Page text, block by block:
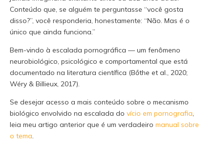
Conteúdo que, se alguém te perguntasse “você gosta
disso?”, você responderia, honestamente: “Não. Mas é o
único que ainda funciona.”
Bem-vindo à escalada pornográfica — um fenômeno
neurobiológico, psicológico e comportamental que está
documentado na literatura científica (Bőthe et al., 2020;
Wéry & Billieux, 2017).
Se desejar acesso a mais conteúdo sobre o mecanismo
biológico envolvido na escalada dovício em pornografia,
leia meu artigo anterior que é um verdadeiromanual sobre
o tema.